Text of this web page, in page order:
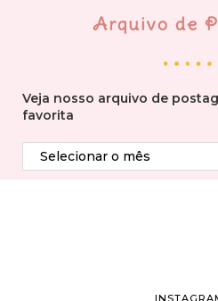
Arquivo de
Veja nosso arquivo de
favorita